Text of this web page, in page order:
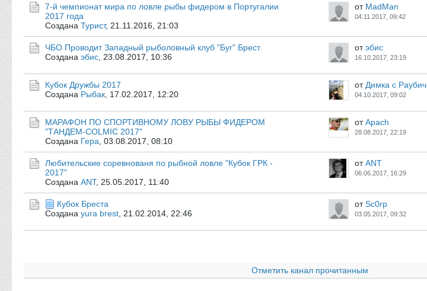
7-й чемпионат мира по ловле рыбы фидером в Португалии
2017 года
Создана Турист, 21.11.2016, 21:03
от MadMan
04.11.2017, 09:42
ЧБО Проводит Западный рыболовный клуб "Буг" Брест
Создана эбис 23.08.2017, 10:36
отэбис
16.10.2017, 23:19
Кубок Дружбы 2017
Создана Рыбак 17.02.2017, 12:20
от Димка с Раубич
04.10.2017, 09:02
МАРАФОН ПО СПОРТИВНОМУ ЛОВУ РЫБЫ ФИДЕРОМ
"ТАНДЕМ-COLMIC 2017"
Создана Геpа 03.08.2017, 08:10
отApach
28.08.2017, 22:19
Любительские соревнованя по рыбной ловле "Кубок ГРК -
2017"
Создана ANT, 25.05.2017, 11:40
отANT
06.06.2017, 16:29
Кубок Бреста
Создана yura brest 21.02.2014, 22:46
отSc0rp
03.05.2017, 09:32
Отметить канал прочитанным